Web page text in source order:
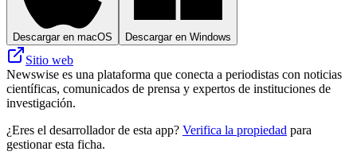
Descargar en macOS Descargar en Windows
Sitio web
Newswise es una plataforma que conecta a periodistas con noticias
científicas, comunicados de prensa y expertos de instituciones de
investigación.
¿Eres el desarrollador de esta app? Verifica la propiedad para
gestionar esta ficha.